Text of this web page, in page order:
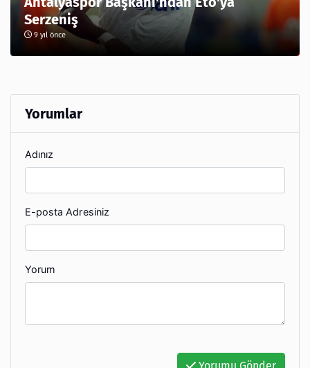
Serzeniş
9 yıl önce
Yorumlar
Adınız
E-posta Adresiniz
Yorum